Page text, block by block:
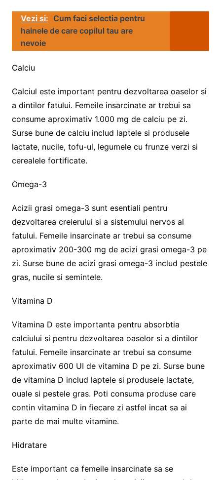
Vezi si: Cum faci selectia pentru
hainele de care copilul tau are
nevoie
Calciu
Calciul este important pentru dezvoltarea oaselor si
a dintilor fatului. Femeile insarcinate ar trebui sa
consume aproximativ 1.000 mg de calciu pe zi.
Surse bune de calciu includ laptele si produsele
lactate, nucile, tofu-ul, legumele cu frunze verzi si
cerealele fortificate.
Omega-3
Acizii grasi omega-3 sunt esentiali pentru
dezvoltarea creierului si a sistemului nervos al
fatului. Femeile insarcinate ar trebui sa consume
aproximativ 200-300 mg de acizi grasi omega-3 pe
zi. Surse bune de acizi grasi omega-3 includ pestele
gras, nucile si semintele.
Vitamina D
Vitamina D este importanta pentru absorbtia
calciului si pentru dezvoltarea oaselor si a dintilor
fatului. Femeile insarcinate ar trebui sa consume
aproximativ 600 UI de vitamina D pe zi. Surse bune
de vitamina D includ laptele si produsele lactate,
ouale si pestele gras. Poti consuma produse care
contin vitamina D in fiecare zi astfel incat sa ai
parte de mai multe vitamine.
Hidratare
Este important ca femeile insarcinate sa se